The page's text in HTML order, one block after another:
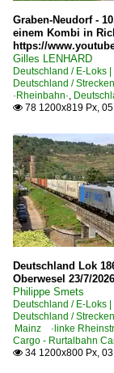
2010-
2010-06-
Treffen
Treffen
2022-20
Belgien
Depots,
Bahnhöfe
Gent St
2010
2011
2012
2013
2014
2015
2016
2017
2018
2019
2020
2020
2021
2022
Graben-Neudorf -
einem Kombi in
https://
Gilles LENHARD
Deutschland / E-Loks
Deutschland /
·Rheinbahn·,
 78 1200x819 Px,
Deutschland Lok
Oberwesel 23/7/2026
Philippe Smets
Deutschland / E-Loks
Deutschland /
Mainz ·linke
Cargo - Rurtalbahn
 34 1200x800 Px,